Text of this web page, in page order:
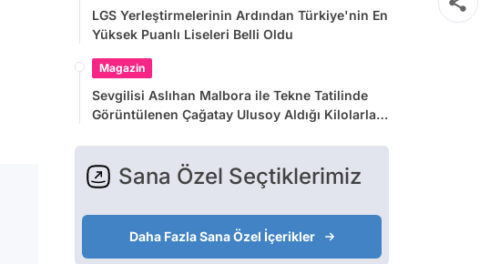
LGS Yerleştirmelerinin Ardından Türkiye'nin En
Yüksek Puanlı Liseleri Belli Oldu
Magazin
Sevgilisi Aslıhan Malbora ile Tekne Tatilinde
Görüntülenen Çağatay Ulusoy Aldığı Kilolarla
Sana Özel Seçtiklerimiz
Daha Fazla Sana Özel İçerikler